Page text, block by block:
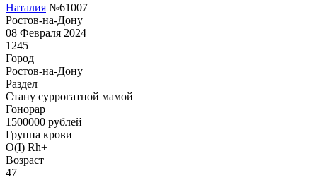
Наталия №61007
Ростов-на-Дону
08 Февраля 2024
1245
Город
Ростов-на-Дону
Раздел
Cтану суррогатной мамой
Гонoрар
1500000 рублей
Группа крови
O(I) Rh+
Возраст
47